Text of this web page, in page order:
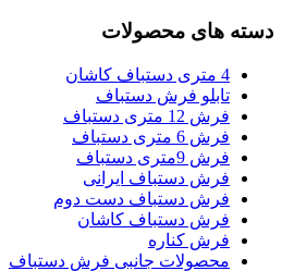
دسته های محصولات
4 متری دستباف کاشان
تابلو فرش دستباف
فرش 12 متری دستباف
فرش 6 متری دستباف
فرش 9متری دستباف
فرش دستباف ایرانی
فرش دستباف دست دوم
فرش دستباف کاشان
فرش کناره
محصولات جانبی فرش دستباف